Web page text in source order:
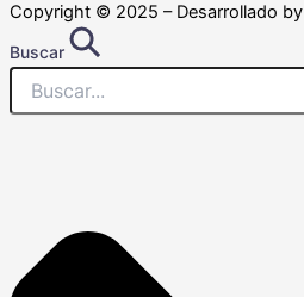
Copyright © 2025 – Desarrollado by
Buscar